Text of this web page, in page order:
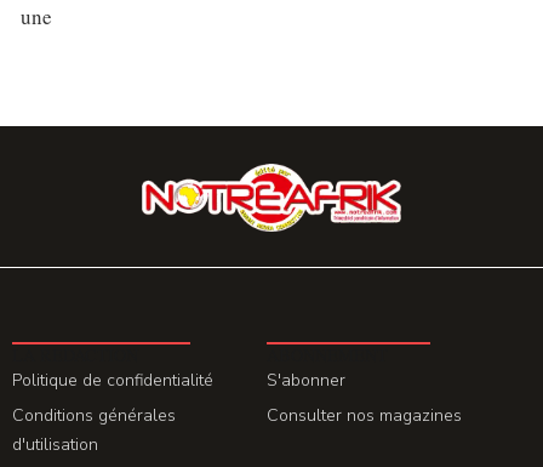
une
Politique de confidentialité
Conditions générales
d'utilisation
S'abonner
Consulter nos magazines